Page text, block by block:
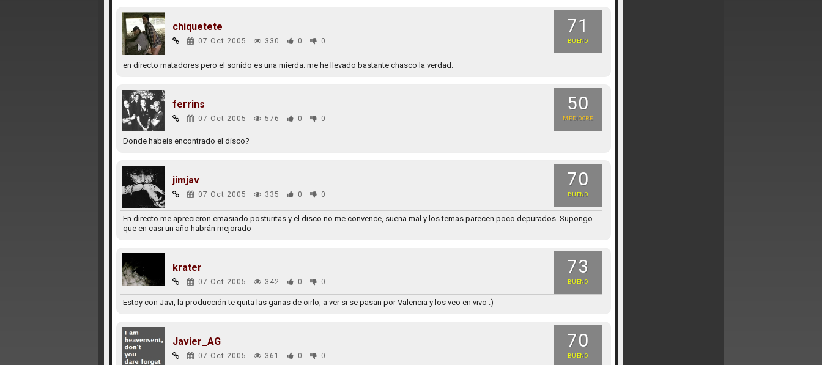
71
BUENO
chiquetete
07 Oct 2005 330 0 0
en directo matadores pero el sonido es una mierda. me he llevado bastante chasco la verdad.
50
MEDIOCRE
ferrins
07 Oct 2005 576 0 0
Donde habeis encontrado el disco?
70
BUENO
jimjav
07 Oct 2005 335 0 0
En directo me aprecieron emasiado posturitas y el disco no me convence, suena mal y los temas parecen poco depurados. Supongo
que en casi un año habrán mejorado
73
BUENO
krater
07 Oct 2005 342 0 0
Estoy con Javi, la producción te quita las ganas de oirlo, a ver si se pasan por Valencia y los veo en vivo :)
70
BUENO
Javier_AG
07 Oct 2005 361 0 0